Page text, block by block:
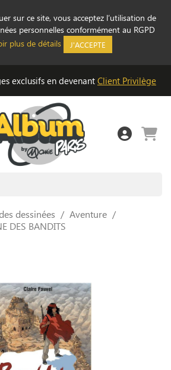
sur ce site, vous acceptez l’utilisation de
personnelles conformément au RGPD
plus de détails J'ACCEPTE
exclusifs en devenant Client Privilège
dessinées
Aventure
DES BANDITS